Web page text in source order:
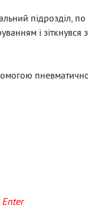
підрозділ,
і зіткнувся
Enter